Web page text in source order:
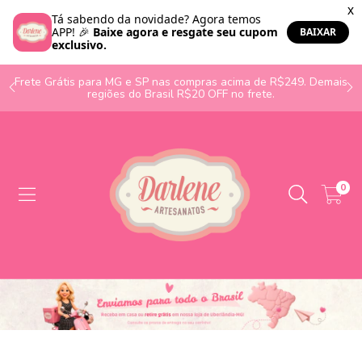
Frete Grátis para MG e SP nas compras acima de R$249. Demais
regiões do Brasil R$20 OFF no frete.
0